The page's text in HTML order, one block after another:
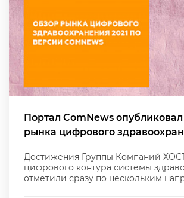
Портал ComNews
рынка цифрового
Достижения Группы Компаний
цифрового контура системы
отметили сразу по нескольким